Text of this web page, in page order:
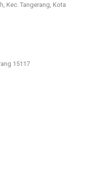
Kec. Tangerang, Kota
15117